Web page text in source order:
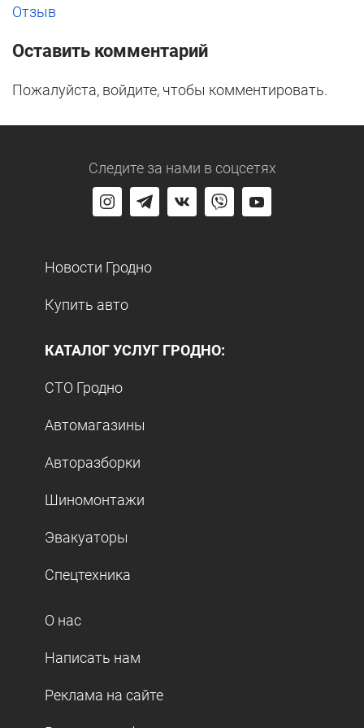
Отзыв
Оставить комментарий
Пожалуйста, войдите, чтобы комментировать.
Следите за нами в соцсетях
Новости Гродно
Купить авто
КАТАЛОГ УСЛУГ ГРОДНО:
СТО Гродно
Автомагазины
Авторазборки
Шиномонтажи
Эвакуаторы
Спецтехника
О нас
Написать нам
Реклама на сайте